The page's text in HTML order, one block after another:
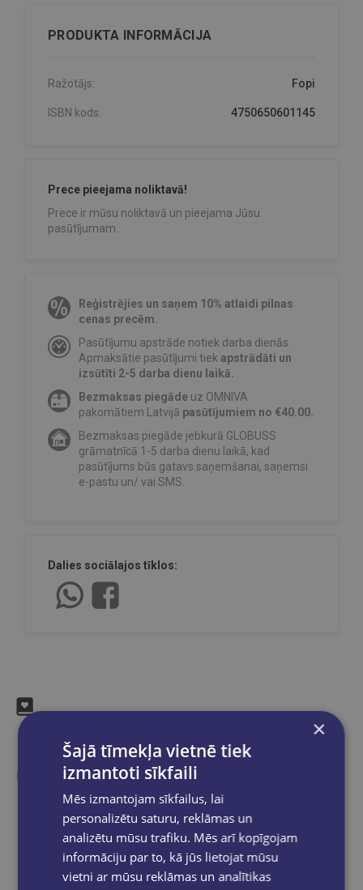
PRODUKTA INFORMĀCIJA
Ražotājs: Fopi
ISBN kods: 4750650601145
Prece pieejama noliktavā!
Prece ir mūsu noliktavā un pieejama Jūsu
pasūtījumam.
Reģistrējies un saņem 10% atlaidi pilnas
cenas precēm.
Pasūtījumu apstrāde notiek darba dienās.
Apmaksātie pasūtījumi tiek apstrādāti un
izsūtīti 2-5 darba dienu laikā.
Bezmaksas piegāde uz OMNIVA
pakomātiem Latvijā pasūtījumiem no €40.00.
Bezmaksas piegāde jebkurā GLOBUSS
grāmatnīcā 1-5 darba dienu laikā, kad
pasūtījums būs gatavs saņemšanai, saņemsi
e-pastu un/ vai SMS.
Dalies sociālajos tīklos:
Līdzīgas preces
Ieskaties, varbūt noder
×
Šajā tīmekļa vietnē tiek
izmantoti sīkfaili
Mēs izmantojam sīkfailus, lai
personalizētu saturu, reklāmas un
analizētu mūsu trafiku. Mēs arī kopīgojam
informāciju par to, kā jūs lietojat mūsu
vietni ar mūsu reklāmas un analītikas